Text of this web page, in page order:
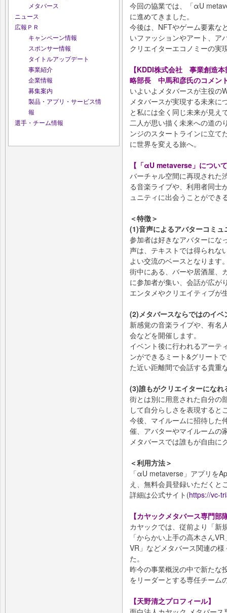
メタバース
ニュース
広報ＰＲ
キャンペーン情報
スポンサー情報
タイトルアップデート
事業紹介
企業情報
募集案内
製品・アプリ・サービス情
報
選手・チーム情報
今回の協業では、「αU
に進めてきました。
今後は、NFTやゲーム要素な
いファッションやアート、
クリエイターエコノミーの実
【KDDI株式会社 事業創造
略部長 中馬和彦氏のコメン
いよいよメタバースが主役の
メタバースが実現する未来に
と私には全く同じ未来が見え
二人が思い描く未来への道の
ンジのスタートラインに立て
に世界を変える旅へ。
【「αU metaverse」につい
バーチャル空間に再現された
る音楽ライブや、利用者同士
ュニティに出会うことができ
＜特徴＞
(1)音声によるアバターコミュ
参加者は好きなアバターにな
声は、テキストでは得られな
よい交流のベースとなります
街中にある、バーや居酒屋、
に参加者が集い、会話が広が
エンタメやクリエイティブが
(2)メタバースならではのイ
新感覚の音楽ライブや、有名
会などを開催します。
イベント後に行われるアーテ
ンができるミート&グリート
た近い距離間で会話する貴重
(3)誰もがクリエイターになれ
街とは別に用意された自分の
して自分らしさを表現すると
今後、マイルームに招待した
催、アバターやマイルームの
メタバースでは誰もが自由に
＜利用方法＞
「αU metaverse」アプリを
え、無料会員登録いただくと
詳細は公式サイト(https://vc-
【カヤックメタバース専門部
カヤックでは、従前より「新
「からかい上手の高木さん
VR」などメタバース関連の
た。
昨今の事業概況の中で新たな
をリーダーとする専任チーム
【天野清之プロフィール】